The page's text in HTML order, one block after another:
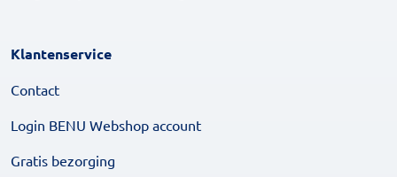
Klantenservice
Contact
Login BENU Webshop account
Gratis bezorging